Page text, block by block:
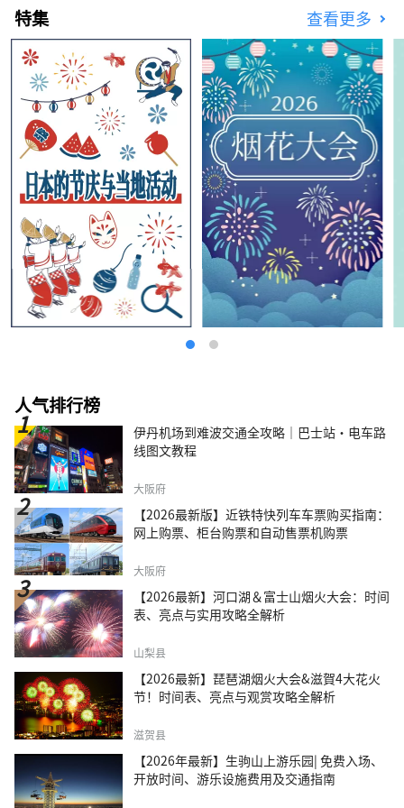
特集 查看更多
人气排行榜
伊丹机场到难波交通全攻略｜巴士站・电车路
线图文教程
大阪府
【2026最新版】近铁特快列车车票购买指南：
网上购票、柜台购票和自动售票机购票
大阪府
【2026最新】河口湖＆富士山烟火大会：时间
表、亮点与实用攻略全解析
山梨县
【2026最新】琵琶湖烟火大会&滋賀4大花火
节！时间表、亮点与观赏攻略全解析
滋贺县
【2026年最新】生驹山上游乐园| 免费入场、
开放时间、游乐设施费用及交通指南